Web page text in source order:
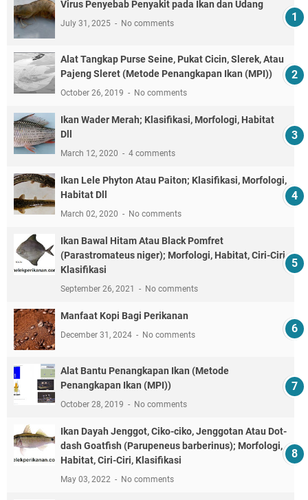
Virus Penyebab Penyakit pada Ikan dan Udang
July 31, 2025 No comments
Alat Tangkap Purse Seine, Pukat Cicin, Slerek, Atau
Pajeng Sleret (Metode Penangkapan Ikan (MPI))
October 26, 2019 No comments
Ikan Wader Merah; Klasifikasi, Morfologi, Habitat
Dll
March 12, 2020 4 comments
Ikan Lele Phyton Atau Paiton; Klasifikasi, Morfologi,
Habitat Dll
March 02, 2020 No comments
Ikan Bawal Hitam Atau Black Pomfret
(Parastromateus niger); Morfologi, Habitat, Ciri-Ciri,
Klasifikasi
September 26, 2021 No comments
Manfaat Kopi Bagi Perikanan
December 31, 2024 No comments
Alat Bantu Penangkapan Ikan (Metode
Penangkapan Ikan (MPI))
October 28, 2019 No comments
Ikan Dayah Jenggot, Ciko-ciko, Jenggotan Atau Dot-
dash Goatfish (Parupeneus barberinus); Morfologi,
Habitat, Ciri-Ciri, Klasifikasi
May 03, 2022 No comments